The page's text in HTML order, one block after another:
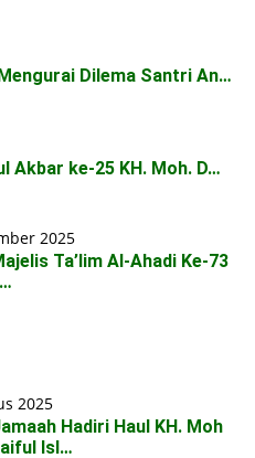
Dilema Santri An…
Akbar ke-25 KH. Moh. D…
2025
Ta’lim Al-Ahadi Ke-73
2025
Hadiri Haul KH. Moh
Isl…